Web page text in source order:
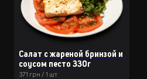
Салат с жареной бринзой и
соусом песто 330г
371 грн / 1 шт